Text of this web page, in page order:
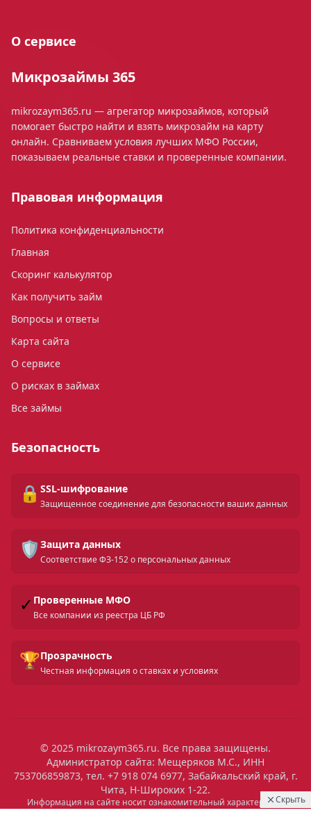
Скрыть
О сервисе
Микрозаймы 365
mikrozaym365.ru — агрегатор микрозаймов, который
помогает быстро найти и взять микрозайм на карту
онлайн. Сравниваем условия лучших МФО России,
показываем реальные ставки и проверенные компании.
Правовая информация
Политика конфиденциальности
Главная
Скоринг калькулятор
Как получить займ
Вопросы и ответы
Карта сайта
О сервисе
О рисках в займах
Все займы
Безопасность
🔒 SSL-шифрование
Защищенное соединение для безопасности ваших данных
🛡️ Защита данных
Соответствие ФЗ-152 о персональных данных
✓ Проверенные МФО
Все компании из реестра ЦБ РФ
🏆Прозрачность
Честная информация о ставках и условиях
© 2025 mikrozaym365.ru. Все права защищены.
Администратор сайта: Мещеряков М.С., ИНН
753706859873, тел. +7 918 074 6977, Забайкальский край, г.
Чита, Н-Широких 1-22.
Информация на сайте носит ознакомительный характер и не